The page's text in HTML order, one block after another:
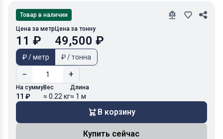
Товар в наличии
Цена за метр
11 ₽
Цена за тонну
49,500 ₽
₽ / метр ₽ / тонна
− +
На сумму
11 ₽
Вес
≈ 0.22 кг
Длина
≈ 1 м
В корзину
Купить сейчас